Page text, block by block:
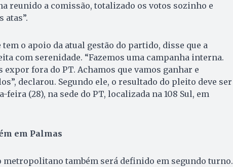
reunido a comissão, totalizado os votos sozinho e
atas”.
tem o apoio da atual gestão do partido, disse que a
com serenidade. “Fazemos uma campanha interna.
expor fora do PT. Achamos que vamos ganhar e
declarou. Segundo ele, o resultado do pleito deve ser
feira (28), na sede do PT, localizada na 108 Sul, em
em Palmas
também será definido em segundo turno.